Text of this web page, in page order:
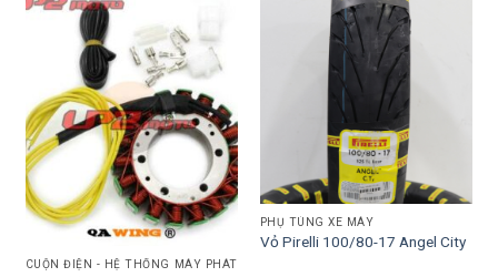
CUỘN ĐIỆN - HỆ THỐNG MÁY PHÁT
PHỤ TÙNG XE MÁY
Vỏ Pirelli 100/80-17 Angel City